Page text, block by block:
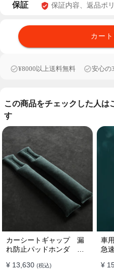
保証 保証内容、返品ポ
カー
¥8000以上送料無料 安心の
この商品をチェックした人は
す
カーシートギャップ 漏
れ防止パッドホンダ シ
ション
¥ 13,630 (税込)
車
急
¥